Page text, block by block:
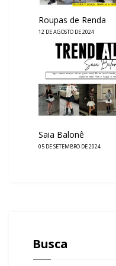
Roupas de Renda
12 DE AGOSTO DE 2024
Saia Balonê
05 DE SETEMBRO DE 2024
Busca